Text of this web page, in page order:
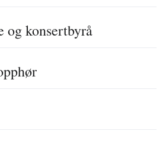
og konsertbyrå